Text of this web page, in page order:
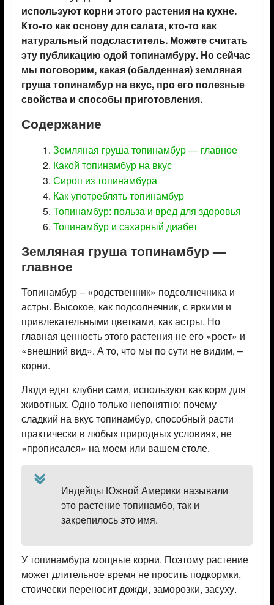
используют корни этого растения на кухне.
Кто-то как основу для салата, кто-то как
натуральный подсластитель. Можете считать
эту публикацию одой топинамбуру. Но сейчас
мы поговорим, какая (обалденная) земляная
груша топинамбур на вкус, про его полезные
свойства и способы приготовления.
Содержание
Земляная груша топинамбур — главное
Какой топинамбур на вкус
Сироп из топинамбура
Как употреблять топинамбур
Топинамбур: польза и вред для здоровья
Топинамбур и сахарный диабет
Земляная груша топинамбур —
главное
Топинамбур – «родственник» подсолнечника и
астры. Высокое, как подсолнечник, с яркими и
привлекательными цветками, как астры. Но
главная ценность этого растения не его «рост» и
«внешний вид». А то, что мы по сути не видим, –
корни.
Люди едят клубни сами, используют как корм для
животных. Одно только непонятно: почему
сладкий на вкус топинамбур, способный расти
практически в любых природных условиях, не
«прописался» на моем или вашем столе.
Индейцы Южной Америки называли
это растение топинамбо, так и
закрепилось это имя.
У топинамбура мощные корни. Поэтому растение
может длительное время не просить подкормки,
стоически переносит дожди, заморозки, засуху.